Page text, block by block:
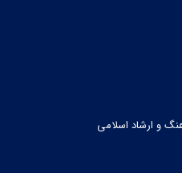
و ارشاد اسلامی